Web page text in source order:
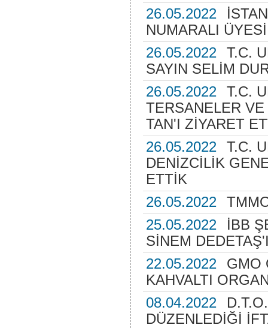
26.05.2022
NUMARALI
26.05.2022
T.C.
SAYIN SELİM
26.05.2022
T.C.
TERSANELER
TAN'I ZİYARET
26.05.2022
T.C.
DENİZCİLİK
ETTİK
26.05.2022
25.05.2022
İBB
SİNEM
22.05.2022
GMO
KAHVALTI
08.04.2022
DÜZENLEDİĞİ